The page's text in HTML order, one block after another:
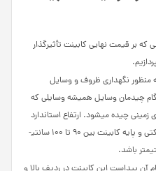
بر قیمت نهایی کابینت تأثیرگذار
منظور نگهداری ظروف و وسایل
چیدمان وسایل همیشه وسایلی که
چیده می­شود. ارتفاع استاندارد
کابینت زمینی با محاسبه رویه شرکتی و پایه کابینت بین 90 تا 100 سانتی­